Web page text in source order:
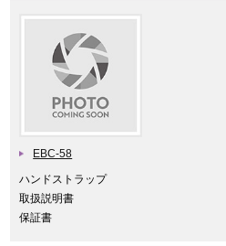
EBC-58
ハンドストラップ
取扱説明書
保証書